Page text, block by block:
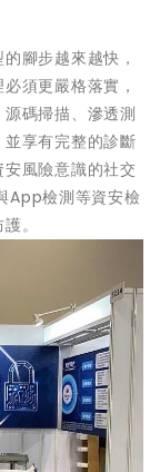
腳步越來越快，
須更嚴格落實，
碼掃描、滲透測
享有完整的診斷
風險意識的社交
App檢測等資安檢
。